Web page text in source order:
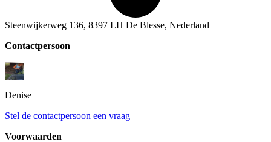
Steenwijkerweg 136, 8397 LH De Blesse, Nederland
Contactpersoon
Denise
Stel de contactpersoon een vraag
Voorwaarden